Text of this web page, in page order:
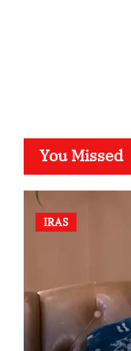
You Missed
IRAS